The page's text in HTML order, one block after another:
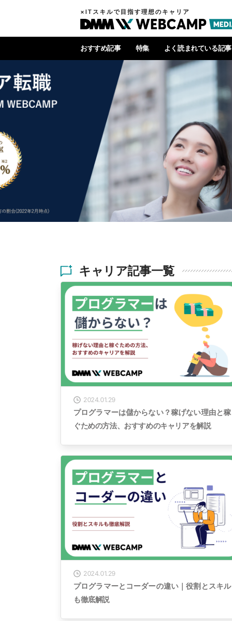
×ITスキルで目指す理想のキャリア
おすすめ記事 特集 よく読まれている記事
キャリア記事一覧
2024.01.29
プログラマーは儲からない？稼げない理由と稼
ぐための方法、おすすめのキャリアを解説
2024.01.29
プログラマーとコーダーの違い｜役割とスキル
も徹底解説